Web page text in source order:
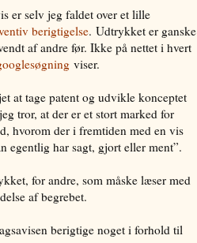
er selv jeg faldet over et lille
berigtigelse. Udtrykket er ganske
af andre før. Ikke på nettet i hvert
viser.
at tage patent og udvikle konceptet
tror, at der er et stort marked for
hvorom der i fremtiden med en vis
egentlig har sagt, gjort eller ment”.
for andre, som måske læser med
af begrebet.
berigtige noget i forhold til